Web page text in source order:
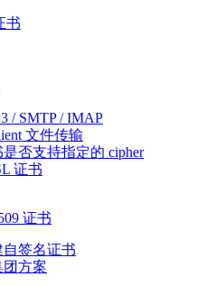
书
/ SMTP / IMAP
文件传输
是否支持指定的 cipher
证书
证书
自签名证书
团方案